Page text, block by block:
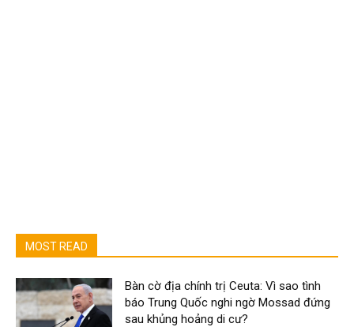
MOST READ
Bàn cờ địa chính trị Ceuta: Vì sao tình
báo Trung Quốc nghi ngờ Mossad đứng
sau khủng hoảng di cư?